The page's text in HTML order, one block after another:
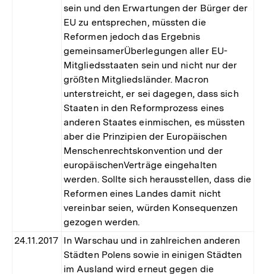
sein und den Erwartungen der Bürger der
EU zu entsprechen, müssten die
Reformen jedoch das Ergebnis
gemeinsamerÜberlegungen aller EU-
Mitgliedsstaaten sein und nicht nur der
größten Mitgliedsländer. Macron
unterstreicht, er sei dagegen, dass sich
Staaten in den Reformprozess eines
anderen Staates einmischen, es müssten
aber die Prinzipien der Europäischen
Menschenrechtskonvention und der
europäischenVerträge eingehalten
werden. Sollte sich herausstellen, dass die
Reformen eines Landes damit nicht
vereinbar seien, würden Konsequenzen
gezogen werden.
24.11.2017 In Warschau und in zahlreichen anderen
Städten Polens sowie in einigen Städten
im Ausland wird erneut gegen die